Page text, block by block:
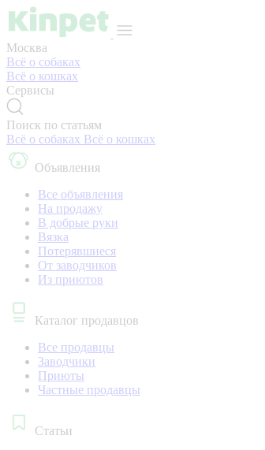
Москва
Всё о собаках
Всё о кошках
Сервисы
Поиск по статьям
Всё о собаках Всё о кошках
Объявления
Все объявления
На продажу
В добрые руки
Вязка
Потерявшиеся
От заводчиков
Из приютов
Каталог продавцов
Все продавцы
Заводчики
Приюты
Частные продавцы
Статьи